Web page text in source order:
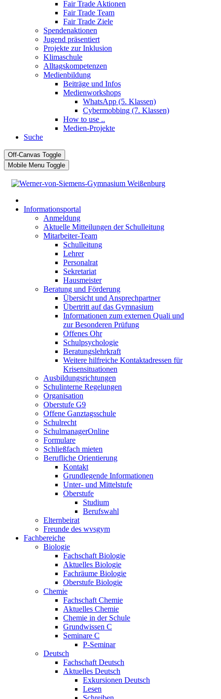
Fair Trade Aktionen
Fair Trade Team
Fair Trade Ziele
Spendenaktionen
Jugend präsentiert
Projekte zur Inklusion
Klimaschule
Alltagskompetenzen
Medienbildung
Beiträge und Infos
Medienworkshops
WhatsApp (5. Klassen)
Cybermobbing (7. Klassen)
How to use ..
Medien-Projekte
Suche
Off-Canvas Toggle
Mobile Menu Toggle
Informationsportal
Anmeldung
Aktuelle Mitteilungen der Schulleitung
Mitarbeiter-Team
Schulleitung
Lehrer
Personalrat
Sekretariat
Hausmeister
Beratung und Förderung
Übersicht und Ansprechpartner
Übertritt auf das Gymnasium
Informationen zum externen Quali und
zur Besonderen Prüfung
Offenes Ohr
Schulpsychologie
Beratungslehrkraft
Weitere hilfreiche Kontaktadressen für
Krisensituationen
Ausbildungsrichtungen
Schulinterne Regelungen
Organisation
Oberstufe G9
Offene Ganztagsschule
Schulrecht
SchulmanagerOnline
Formulare
Schließfach mieten
Berufliche Orientierung
Kontakt
Grundlegende Informationen
Unter- und Mittelstufe
Oberstufe
Studium
Berufswahl
Elternbeirat
Freunde des wvsgym
Fachbereiche
Biologie
Fachschaft Biologie
Aktuelles Biologie
Fachräume Biologie
Oberstufe Biologie
Chemie
Fachschaft Chemie
Aktuelles Chemie
Chemie in der Schule
Grundwissen C
Seminare C
P-Seminar
Deutsch
Fachschaft Deutsch
Aktuelles Deutsch
Exkursionen Deutsch
Lesen